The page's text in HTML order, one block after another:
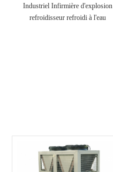
Industriel Infirmière d'explosion
refroidisseur refroidi à l'eau